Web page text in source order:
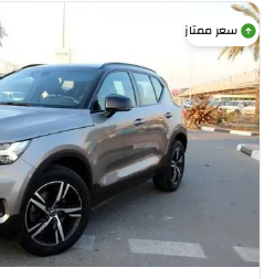
سعر ممتاز